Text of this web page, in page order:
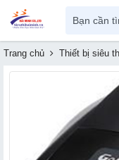
Trang chủ Thiết bị siêu